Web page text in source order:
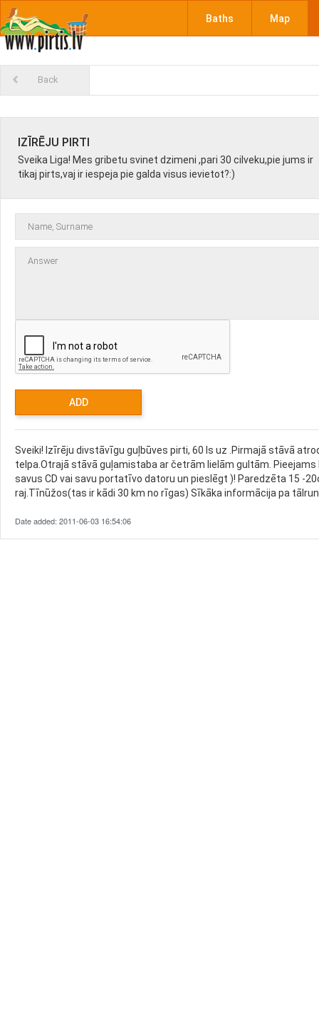
Baths Map
Back
IZĪRĒJU PIRTI
Sveika Liga! Mes gribetu svinet dzimeni ,pari 30 cilveku,pie jums ir
tikaj pirts,vaj ir iespeja pie galda visus ievietot?:)
Sveiki! Izīrēju divstāvīgu guļbūves pirti, 60 ls uz .Pirmajā stāvā
telpa.Otrajā stāvā guļamistaba ar četrām lielām gultām. Pieejams
savus CD vai savu portatīvo datoru un pieslēgt )! Paredzēta 15 -
raj.Tīnūžos(tas ir kādi 30 km no rīgas) Sīkāka informācija pa
Date added: 2011-06-03 16:54:06